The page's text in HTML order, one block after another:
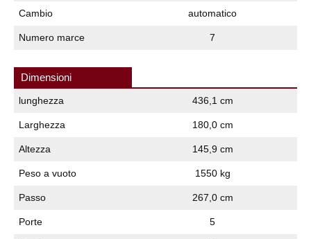
Cambio automatico
Numero marce 7
Dimensioni
lunghezza 436,1 cm
Larghezza 180,0 cm
Altezza 145,9 cm
Peso a vuoto 1550 kg
Passo 267,0 cm
Porte 5